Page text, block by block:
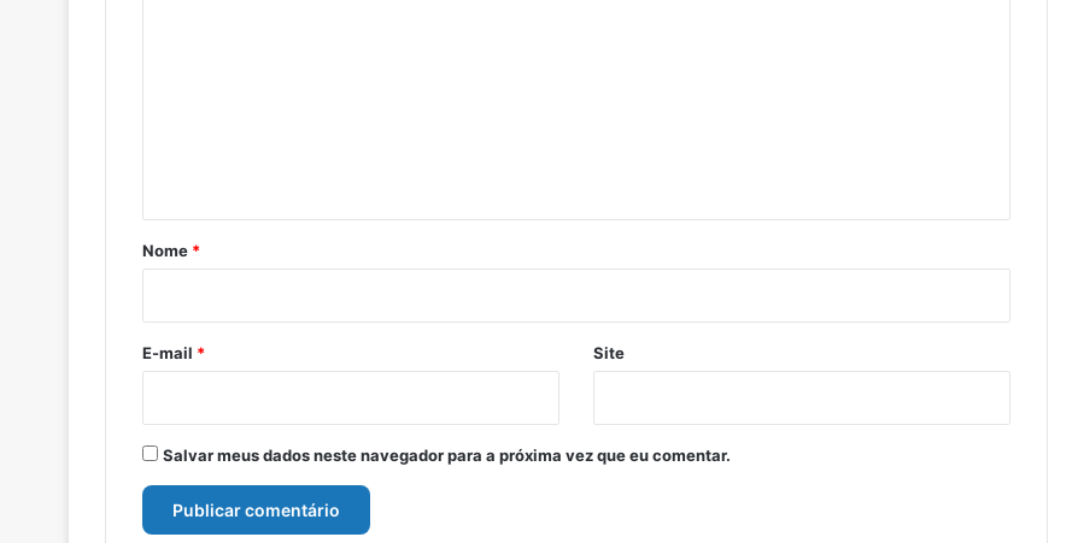
r
*
Nome *
E-mail * Site
Salvar meus dados neste navegador para a próxima vez que eu comentar.